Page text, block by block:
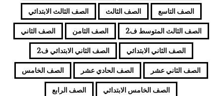
الصف التاسع الصف الثالث الصف الثالث الابتدائي
الصف الثالث المتوسط ف2 الصف الثامن الصف الثاني
الصف الثاني الابتدائي الصف الثاني الابتدائي ف2
الصف الثاني عشر الصف الحادي عشر الصف الخامس
الصف الخامس الابتدائي الصف الرابع